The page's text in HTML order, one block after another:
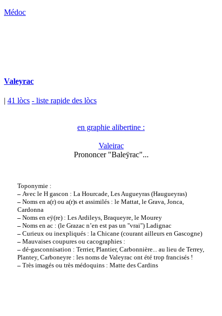
Médoc
Valeyrac
| 41 lòcs - liste rapide des lòcs
en graphie alibertine :
Valeirac
Prononcer "Baleÿrac"...
Toponymie :
–Avec le H gascon : La Hourcade, Les Augueyras (Haugueyras)
–Noms en a(r) ou a(r)s et assimilés : le Mattat, le Grava, Jonca,
Cardonna
–Noms en eÿ(re) : Les Ardileys, Braqueyre, le Mourey
–Noms en ac : (le Grazac n’en est pas un "vrai") Ladignac
–Curieux ou inexpliqués : la Chicane (courant ailleurs en Gascogne)
–Mauvaises coupures ou cacographies :
–dé-gasconnisation : Terrier, Plantier, Carbonnière... au lieu de Terrey,
Plantey, Carboneyre : les noms de Valeyrac ont été trop francisés !
–Très imagés ou très médoquins : Matte des Cardins